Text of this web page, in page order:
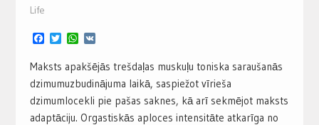
Life
Facebook
TwitterWhatsApp
VK
Maksts apakšējās trešdaļas muskuļu toniska saraušanās
dzimumuzbudinājuma laikā, saspiežot vīrieša
dzimumlocekli pie pašas saknes, kā arī sekmējot maksts
adaptāciju. Orgastiskās aploces intensitāte atkarīga no